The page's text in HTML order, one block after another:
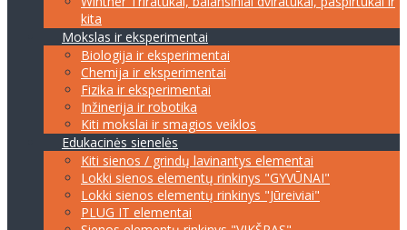
kita
Mokslas ir eksperimentai
Biologija ir eksperimentai
Chemija ir eksperimentai
Fizika ir eksperimentai
Inžinerija ir robotika
Kiti mokslai ir smagios veiklos
Edukacinės sienelės
Kiti sienos / grindų lavinantys elementai
Lokki sienos elementų rinkinys "GYVŪNAI"
Lokki sienos elementų rinkinys "Jūreiviai"
PLUG IT elementai